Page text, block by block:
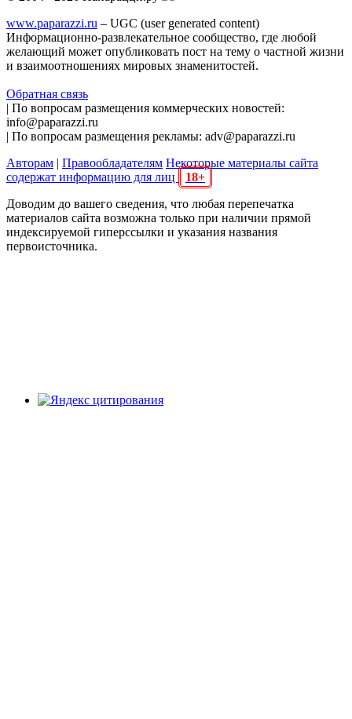
www.paparazzi.ru – UGC (user generated content)
Информационно-развлекательное сообщество, где любой
желающий может опубликовать пост на тему о частной жизни
и взаимоотношениях мировых знаменитостей.
Обратная связь
| По вопросам размещения коммерческих новостей:
info@paparazzi.ru
| По вопросам размещения рекламы: adv@paparazzi.ru
Авторам | Правообладателям Некоторые материалы сайта
содержат информацию для лиц
18+
Доводим до вашего сведения, что любая перепечатка
материалов сайта возможна только при наличии прямой
индексируемой гиперссылки и указания названия
первоисточника.